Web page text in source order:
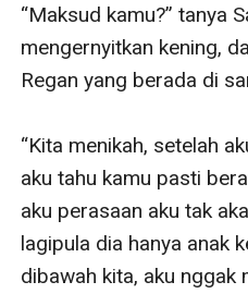
“Maksud kamu?” tanya
mengernyitkan kening,
Regan yang berada di
“Kita menikah, setelah
aku tahu kamu pasti
aku perasaan aku tak
lagipula dia hanya anak
dibawah kita, aku nggak